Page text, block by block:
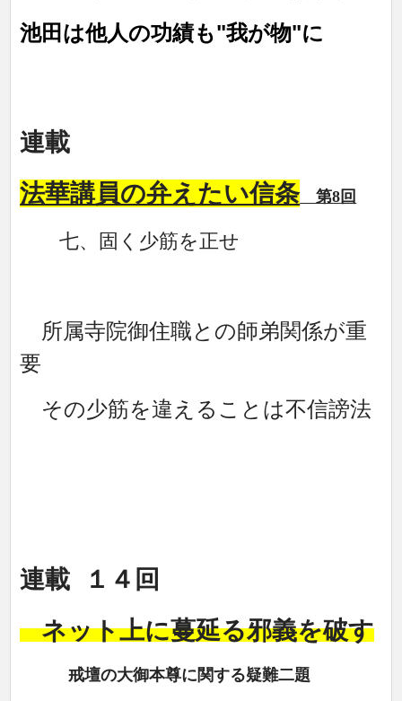
池田は他人の功績も"我が物"に
連載
法華講員の弁えたい信条第8回
七、固く少筋を正せ
所属寺院御住職との師弟関係が重
要
その少筋を違えることは不信謗法
連載 １４回
ネット上に蔓延る邪義を破す
戒壇の大御本尊に関する疑難二題